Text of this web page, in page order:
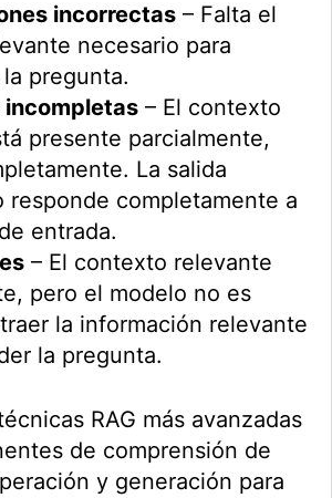
incorrectas – Falta el
necesario para
pregunta.
incompletas – El contexto
presente parcialmente,
La salida
responde completamente a
entrada.
– El contexto relevante
pero el modelo no es
la información relevante
la pregunta.
RAG más avanzadas
de comprensión de
y generación para